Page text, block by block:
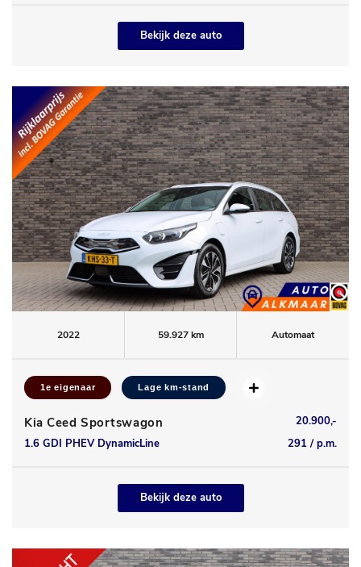
Bekijk deze auto
2022 59.927 km Automaat
1e eigenaar Lage km-stand
Kia Ceed Sportswagon
20.900,-
1.6 GDI PHEV DynamicLine
291 / p.m.
Bekijk deze auto